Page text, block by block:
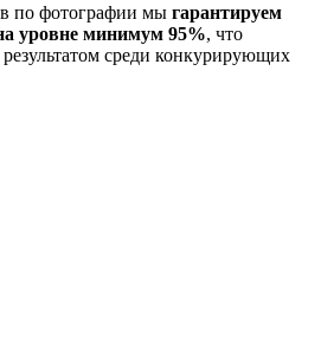
по фотографии мы гарантируем
уровне минимум 95%, что
среди конкурирующих